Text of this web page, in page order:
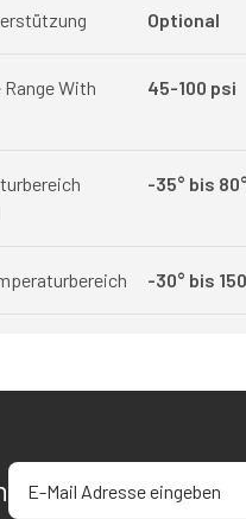
Optional
With
45-100 psi
-35° bis
-30° bis
E-Mail-Adresse eingeben